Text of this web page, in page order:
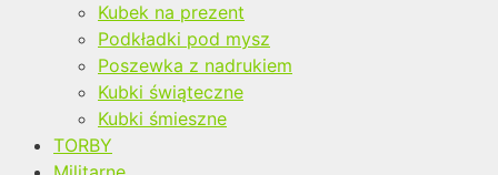
Kubek na prezent
Podkładki pod mysz
Poszewka z nadrukiem
Kubki świąteczne
Kubki śmieszne
TORBY